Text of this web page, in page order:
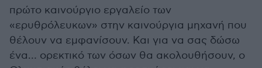
πρώτο καινούργιο εργαλείο των
«ερυθρόλευκων» στην καινούργια μηχανή που
θέλουν να εμφανίσουν. Και για να σας δώσω
ένα… ορεκτικό των όσων θα ακολουθήσουν, ο